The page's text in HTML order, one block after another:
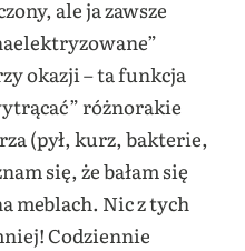
ale ja zawsze
okazji – ta funkcja
różnorakie
(pył, kurz, bakterie,
się, że bałam się
meblach. Nic z tych
Codziennie